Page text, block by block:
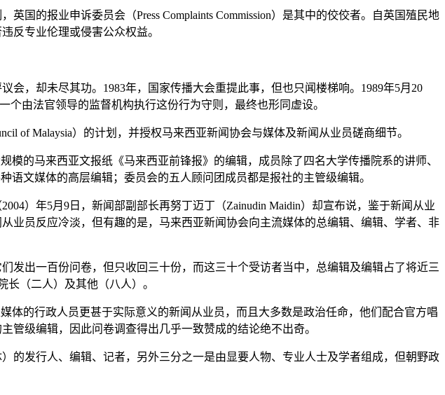
国的报业申诉委员会（Press Complaints Commission）是其中的佼佼者。自英国殖民地
反专业伦理或侵害公众权益。
，却未尽其功。1983年，国家传播大会重提此事，但也只闻楼梯响。1989年5月20
个由法官领导的监督机构执行这份行为守则，最终也形同虚设。
of Malaysia）的计划，并授权马来西亚新闻协会与媒体及新闻从业员磋商细节。
的马来西亚文报纸《马来西亚前锋报》的编辑，成员除了四名大学传播院系的讲师、
语文媒体的高层编辑；委员会的五人顾问团成员都是报社的主管级编辑。
）年5月9日，新闻部副部长再努丁迈丁（Zainudin Maidin）却宣布说，鉴于新闻从业
业员反应冷淡，但有趣的是，马来西亚新闻协会向主流媒体的总编辑、编辑、学者、非
发出一百份问卷，但只收回三十份，而这三十个受访者当中，总编辑及编辑占了将近三
（二人）及其他（八人）。
体的行政人员更甚于实际意义的新闻从业员，而且大多数是政治任命，他们配合官方唱
管级编辑，因此问卷调查得出几乎一致赞成的结论绝不出奇。
的发行人、编辑、记者，另外三分之一是由显要人物、专业人士及学者组成，但朝野政